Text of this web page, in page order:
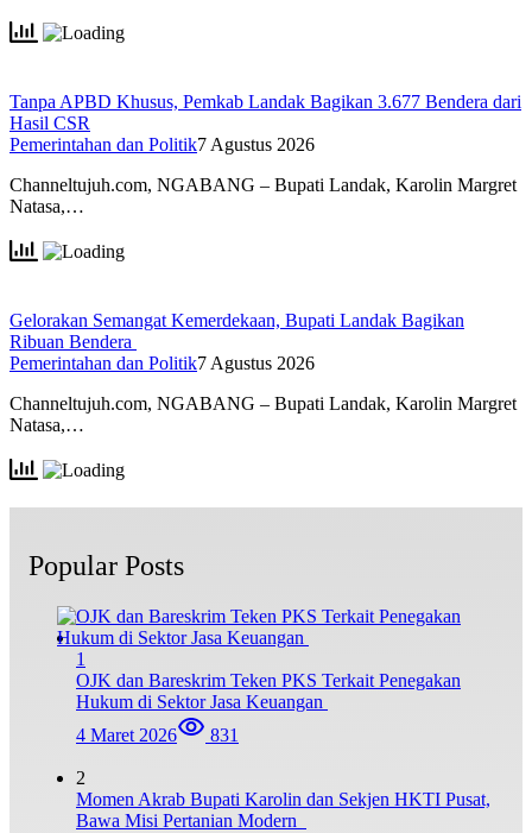
Tanpa APBD Khusus, Pemkab Landak Bagikan 3.677 Bendera dari
Hasil CSR
Pemerintahan dan Politik7 Agustus 2026
Channeltujuh.com, NGABANG – Bupati Landak, Karolin Margret
Natasa,…
Gelorakan Semangat Kemerdekaan, Bupati Landak Bagikan
Ribuan Bendera
Pemerintahan dan Politik7 Agustus 2026
Channeltujuh.com, NGABANG – Bupati Landak, Karolin Margret
Natasa,…
Popular Posts
1
OJK dan Bareskrim Teken PKS Terkait Penegakan
Hukum di Sektor Jasa Keuangan
4 Maret 2026
831
2
Momen Akrab Bupati Karolin dan Sekjen HKTI Pusat,
Bawa Misi Pertanian Modern